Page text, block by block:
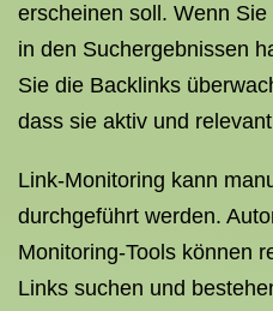
erscheinen soll. Wenn
in den Suchergebnissen
Sie die Backlinks
dass sie aktiv und
Link-Monitoring kann
durchgeführt werden.
Monitoring-Tools können
Links suchen und